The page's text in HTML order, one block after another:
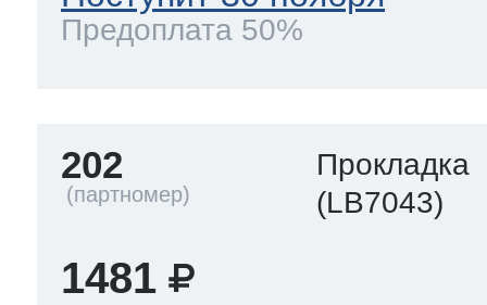
Предоплата 50%
202
Прокладка
(LB7043)
1481